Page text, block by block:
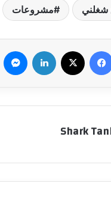
مشروعات
فيسبوك لينكدإن
Shark